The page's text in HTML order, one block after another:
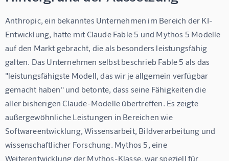
Anthropic, ein bekanntes Unternehmen im Bereich der KI-
Entwicklung, hatte mit Claude Fable 5 und Mythos 5 Modelle
auf den Markt gebracht, die als besonders leistungsfähig
galten. Das Unternehmen selbst beschrieb Fable 5 als das
"leistungsfähigste Modell, das wir je allgemein verfügbar
gemacht haben" und betonte, dass seine Fähigkeiten die
aller bisherigen Claude-Modelle übertreffen. Es zeigte
außergewöhnliche Leistungen in Bereichen wie
Softwareentwicklung, Wissensarbeit, Bildverarbeitung und
wissenschaftlicher Forschung. Mythos 5, eine
Weiterentwicklung der Mythos-Klasse, war speziell für